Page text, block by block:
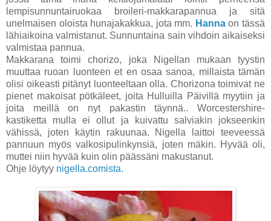
lempisunnuntairuokaa broileri-makkarapannua ja sitä
unelmaisen oloista hunajakakkua, jota mm. Hannaon tässä
lähiaikoina valmistanut. Sunnuntaina sain vihdoin aikaiseksi
valmistaa pannua.
Makkarana toimi chorizo, joka Nigellan mukaan tyystin
muuttaa ruoan luonteen et en osaa sanoa, millaista tämän
olisi oikeasti pitänyt luonteeltaan olla. Chorizona toimivat ne
pienet makoisat pötkäleet, joita Hulluilla Päivillä myytiin ja
joita meillä on nyt pakastin täynnä.. Worcestershire-
kastiketta mulla ei ollut ja kuivattu salviakin jokseenkin
vähissä, joten käytin rakuunaa. Nigella laittoi teeveessä
pannuun myös valkosipulinkynsiä, joten mäkin. Hyvää oli,
muttei niin hyvää kuin olin päässäni makustanut.
Ohje löytyy nigella.comista.